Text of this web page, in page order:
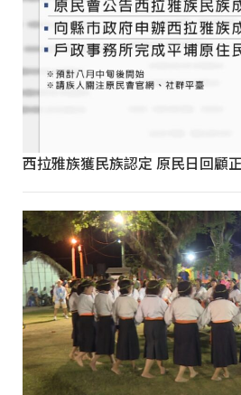
西拉雅族獲民族認定 原民日回顧